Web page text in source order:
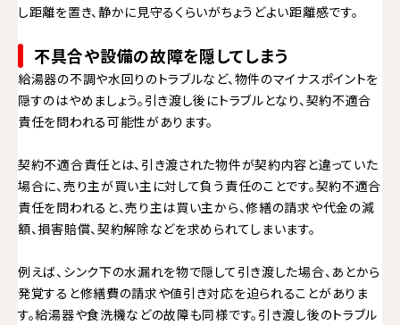
し距離を置き、静かに見守るくらいがちょうどよい距離感です。
不具合や設備の故障を隠してしまう
給湯器の不調や水回りのトラブルなど、物件のマイナスポイントを
隠すのはやめましょう。引き渡し後にトラブルとなり、契約不適合
責任を問われる可能性があります。
契約不適合責任とは、引き渡された物件が契約内容と違っていた
場合に、売り主が買い主に対して負う責任のことです。契約不適合
責任を問われると、売り主は買い主から、修繕の請求や代金の減
額、損害賠償、契約解除などを求められてしまいます。
例えば、シンク下の水漏れを物で隠して引き渡した場合、あとから
発覚すると修繕費の請求や値引き対応を迫られることがありま
す。給湯器や食洗機などの故障も同様です。引き渡し後のトラブル